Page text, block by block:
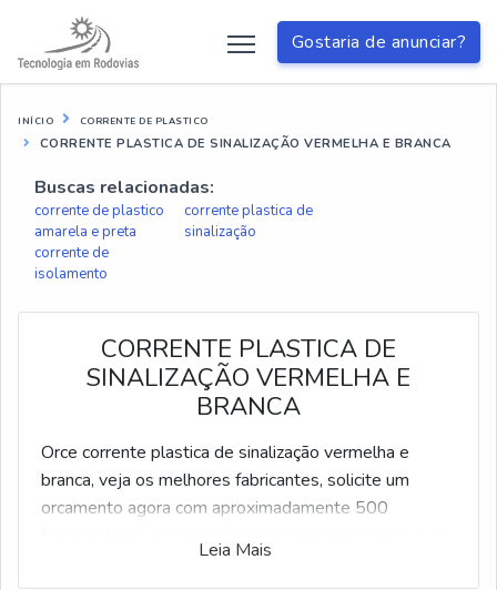
Gostaria de anunciar?
INÍCIO CORRENTE DE PLASTICO
CORRENTE PLASTICA DE SINALIZAÇÃO VERMELHA E BRANCA
Buscas relacionadas:
corrente de plastico
amarela e preta
corrente plastica de
sinalização
corrente de
isolamento
CORRENTE PLASTICA DE
SINALIZAÇÃO VERMELHA E
BRANCA
Orce corrente plastica de sinalização vermelha e
branca, veja os melhores fabricantes, solicite um
orcamento agora com aproximadamente 500
Leia Mais